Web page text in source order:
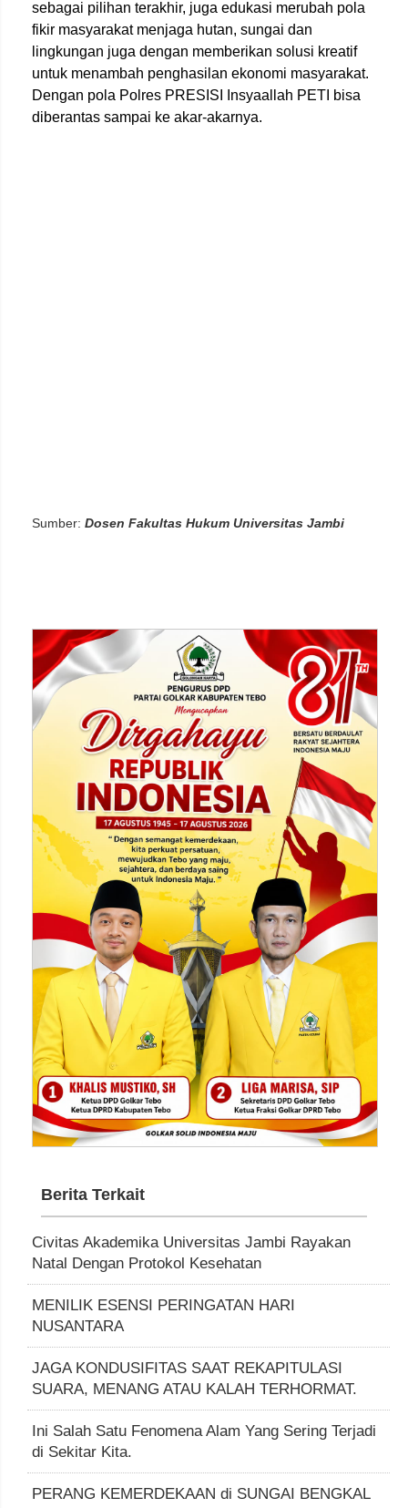
sebagai pilihan terakhir, juga edukasi merubah pola
fikir masyarakat menjaga hutan, sungai dan
lingkungan juga dengan memberikan solusi kreatif
untuk menambah penghasilan ekonomi masyarakat.
Dengan pola Polres PRESISI Insyaallah PETI bisa
diberantas sampai ke akar-akarnya.
Sumber: Dosen Fakultas Hukum Universitas Jambi
Berita Terkait
Civitas Akademika Universitas Jambi Rayakan
Natal Dengan Protokol Kesehatan
MENILIK ESENSI PERINGATAN HARI
NUSANTARA
JAGA KONDUSIFITAS SAAT REKAPITULASI
SUARA, MENANG ATAU KALAH TERHORMAT.
Ini Salah Satu Fenomena Alam Yang Sering Terjadi
di Sekitar Kita.
PERANG KEMERDEKAAN di SUNGAI BENGKAL